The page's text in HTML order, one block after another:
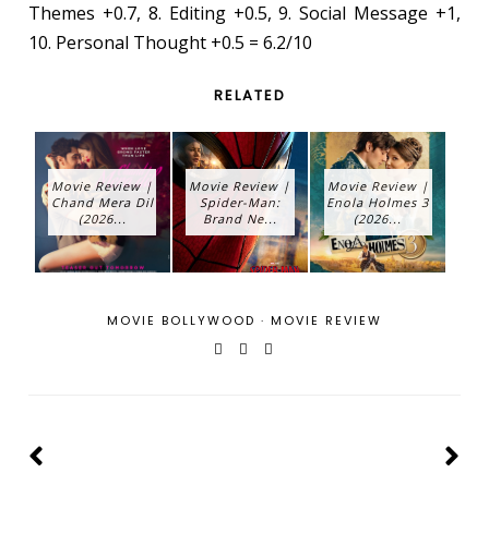
Themes +0.7, 8. Editing +0.5, 9. Social Message +1,
10. Personal Thought +0.5 = 6.2/10
RELATED
Movie Review |
Chand Mera Dil
(2026...
Movie Review |
Spider-Man:
Brand Ne...
Movie Review |
Enola Holmes 3
(2026...
MOVIE BOLLYWOOD · MOVIE REVIEW